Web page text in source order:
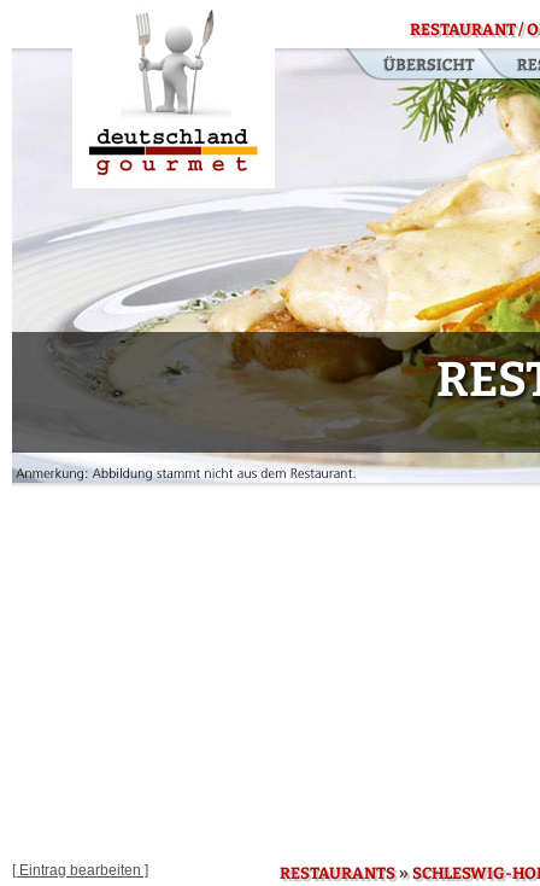
RESTAURANT /
[ Eintrag bearbeiten ]
RESTAURANTS»SCHLESWIG-